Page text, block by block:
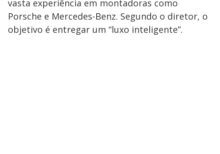
vasta experiência em montadoras como
Porsche e Mercedes-Benz. Segundo o diretor, o
objetivo é entregar um “luxo inteligente”.